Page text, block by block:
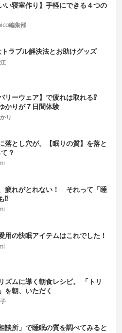
い寝室作り】手軽にできる４つの
編集部
ラブル解決法とお助けグッズ
リーウェア】で疲れは取れる⁉
かりが７日間体験
り
落とし穴が。【眠りの質】を落と
？
疲れがとれない！ それって「睡
⁉
用の快眠アイテムはこれでした！
ズムに導く朝食レシピ。 「トリ
を朝、いただく
談所」で睡眠の質を調べてみると